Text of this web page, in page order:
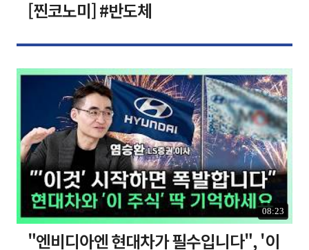
[찐코노미] #반도체
08:23
"엔비디아엔 현대차가 필수입니다", '이